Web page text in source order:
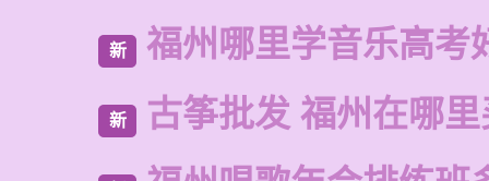
新 福州哪里学音乐高考
新 古筝批发 福州在哪